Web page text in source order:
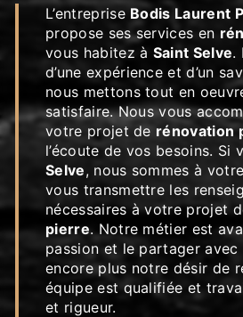
L’entreprise Bodis Laurent
propose ses services en
vous habitez à Saint Selve.
d’une expérience et d’un
nous mettons tout en
satisfaire. Nous vous
votre projet de rénovation
l’écoute de vos besoins. Si
Selve, nous sommes à
vous transmettre les
nécessaires à votre projet
pierre. Notre métier est
passion et le partager
encore plus notre désir de
équipe est qualifiée et
et rigueur.